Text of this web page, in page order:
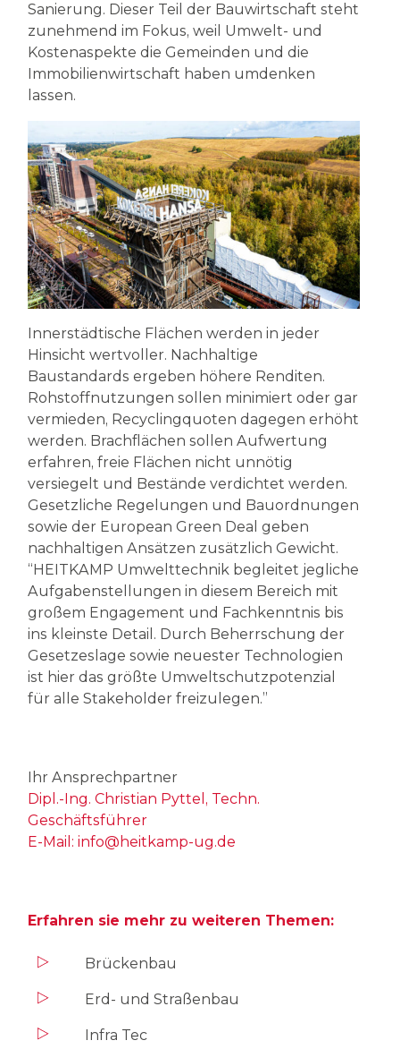
Sanierung. Dieser Teil der Bauwirtschaft steht
zunehmend im Fokus, weil Umwelt- und
Kostenaspekte die Gemeinden und die
Immobilienwirtschaft haben umdenken
lassen.
Innerstädtische Flächen werden in jeder
Hinsicht wertvoller. Nachhaltige
Baustandards ergeben höhere Renditen.
Rohstoffnutzungen sollen minimiert oder gar
vermieden, Recyclingquoten dagegen erhöht
werden. Brachflächen sollen Aufwertung
erfahren, freie Flächen nicht unnötig
versiegelt und Bestände verdichtet werden.
Gesetzliche Regelungen und Bauordnungen
sowie der European Green Deal geben
nachhaltigen Ansätzen zusätzlich Gewicht.
“HEITKAMP Umwelttechnik begleitet jegliche
Aufgabenstellungen in diesem Bereich mit
großem Engagement und Fachkenntnis bis
ins kleinste Detail. Durch Beherrschung der
Gesetzeslage sowie neuester Technologien
ist hier das größte Umweltschutzpotenzial
für alle Stakeholder freizulegen.”
Ihr Ansprechpartner
Dipl.-Ing. Christian Pyttel, Techn.
Geschäftsführer
E-Mail: info@heitkamp-ug.de
Erfahren sie mehr zu weiteren Themen:
Brückenbau
Erd- und Straßenbau
Infra Tec